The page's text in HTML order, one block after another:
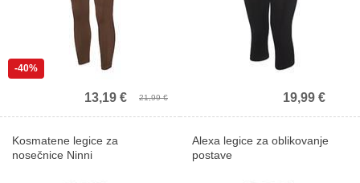
-40%
21,99 €
13,19 € 19,99 €
Kosmatene legice za
nosečnice Ninni
Alexa legice za oblikovanje
postave
Prvič pri nas?